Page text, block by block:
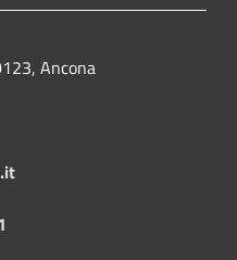
Ancona